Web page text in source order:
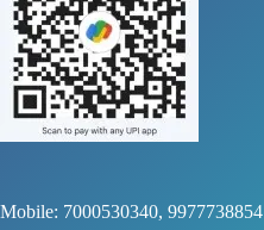
Mobile: 7000530340, 9977738854